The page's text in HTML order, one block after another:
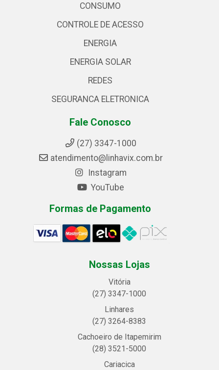
CONSUMO
CONTROLE DE ACESSO
ENERGIA
ENERGIA SOLAR
REDES
SEGURANCA ELETRONICA
Fale Conosco
(27) 3347-1000
atendimento@linhavix.com.br
Instagram
YouTube
Formas de Pagamento
Nossas Lojas
Vitória
(27) 3347-1000
Linhares
(27) 3264-8383
Cachoeiro de Itapemirim
(28) 3521-5000
Cariacica